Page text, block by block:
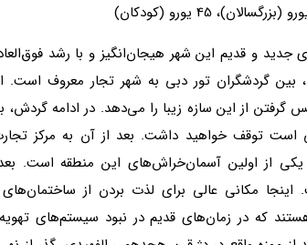
جدید و قدیم این شهر هیجان‌انگیز و با رشد
گرفتن از این سازه زیبا را می‌دهد. در ادامه
است توقف خواهید داشت. بعد از آن به مرکز
از اولین آسمان‌خراش‌های این منطقه است.
اینجا مکانی عالی برای لذت بردن از
که در زمان‌های قدیم در نبود سیستم‌های